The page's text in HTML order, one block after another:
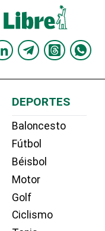
DEPORTES
Baloncesto
Fútbol
Béisbol
Motor
Golf
Ciclismo